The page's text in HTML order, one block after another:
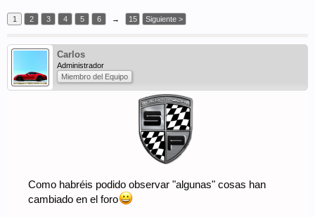
1 2 3 4 5 6 → 15 Siguiente >
Carlos
Administrador
Miembro del Equipo
Como habréis podido observar "algunas" cosas han
cambiado en el foro